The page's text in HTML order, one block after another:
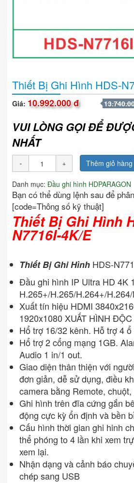
Thiết Bị Ghi Hình HDS-
Giá: 10.992.000 đ
VUI LÒNG GỌI ĐỂ
NHẤT
Thêm giỏ hàng
Danh mục: Đầu ghi hình HDPARAGON
Bạn có thể dùng lệnh sau để
[code=Thông số kỹ thuật]
Thiết Bị Ghi Hình
N7716I-4K/E
Thiết Bị Ghi Hình HDS-
Đầu ghi hình IP Ultra HD 4K
H.265+/H.265/H.264+/
Xuất tín hiệu HDMI
1920x1080 XUẤT HÌNH ĐỘC
Hổ trợ 16/32 kênh. Hỗ trợ 4
Hổ trợ 2 cổng mạng 1GB.
Audio 1 in/1 out.
Giao diện thân thiện với
đơn giản, dễ sử dụng, điều
camera bằng Remote,
Ghi hình trên đĩa cứng gắn
động cực kỳ ổn định và bền
Cấu hình thời gian ghi hinh
thể phóng to 4 lần khi xem
xem lại.
Nhận dạng và cảnh báo
chép sang USB